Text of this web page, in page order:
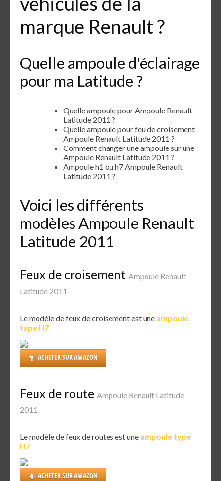
marque Renault ?
Quelle ampoule d'éclairage
pour ma Latitude ?
Quelle ampoule pour Ampoule Renault
Latitude 2011 ?
Quelle ampoule pour feu de croisement
Ampoule Renault Latitude 2011 ?
Comment changer une ampoule sur une
Ampoule Renault Latitude 2011 ?
Ampoule h1 ou h7 Ampoule Renault
Latitude 2011 ?
Voici les différents
modèles Ampoule Renault
Latitude 2011
Feux de croisement Ampoule Renault
Latitude 2011
Le modèle de feux de croisement est une ampoule
type H7
ACHETER SUR AMAZON
Feux de route Ampoule Renault Latitude
2011
Le modèle de feux de routes est une ampoule type
H7
ACHETER SUR AMAZON